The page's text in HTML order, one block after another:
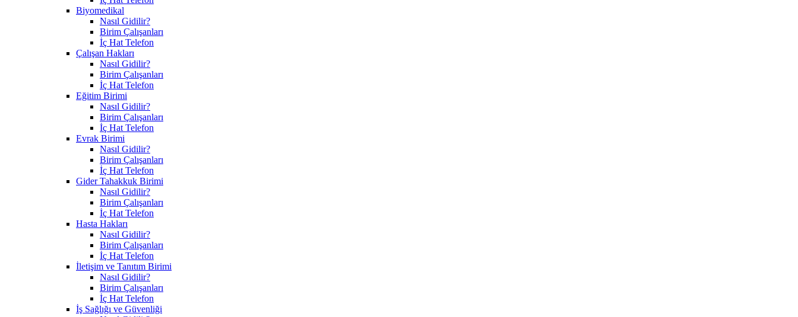
Biyomedikal
Nasıl Gidilir?
Birim Çalışanları
İç Hat Telefon
Çalışan Hakları
Nasıl Gidilir?
Birim Çalışanları
İç Hat Telefon
Eğitim Birimi
Nasıl Gidilir?
Birim Çalışanları
İç Hat Telefon
Evrak Birimi
Nasıl Gidilir?
Birim Çalışanları
İç Hat Telefon
Gider Tahakkuk Birimi
Nasıl Gidilir?
Birim Çalışanları
İç Hat Telefon
Hasta Hakları
Nasıl Gidilir?
Birim Çalışanları
İç Hat Telefon
İletişim ve Tanıtım Birimi
Nasıl Gidilir?
Birim Çalışanları
İç Hat Telefon
İş Sağlığı ve Güvenliği